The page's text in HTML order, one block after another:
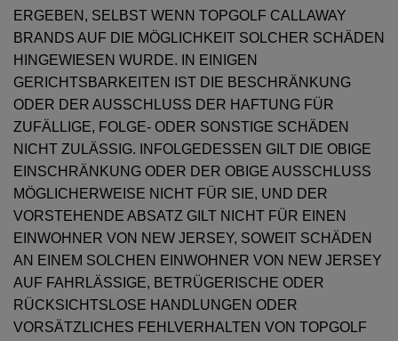
ERGEBEN, SELBST WENN TOPGOLF CALLAWAY
BRANDS AUF DIE MÖGLICHKEIT SOLCHER SCHÄDEN
HINGEWIESEN WURDE. IN EINIGEN
GERICHTSBARKEITEN IST DIE BESCHRÄNKUNG
ODER DER AUSSCHLUSS DER HAFTUNG FÜR
ZUFÄLLIGE, FOLGE- ODER SONSTIGE SCHÄDEN
NICHT ZULÄSSIG. INFOLGEDESSEN GILT DIE OBIGE
EINSCHRÄNKUNG ODER DER OBIGE AUSSCHLUSS
MÖGLICHERWEISE NICHT FÜR SIE, UND DER
VORSTEHENDE ABSATZ GILT NICHT FÜR EINEN
EINWOHNER VON NEW JERSEY, SOWEIT SCHÄDEN
AN EINEM SOLCHEN EINWOHNER VON NEW JERSEY
AUF FAHRLÄSSIGE, BETRÜGERISCHE ODER
RÜCKSICHTSLOSE HANDLUNGEN ODER
VORSÄTZLICHES FEHLVERHALTEN VON TOPGOLF